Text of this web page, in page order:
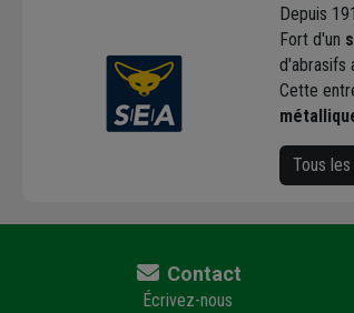
Depuis
Fort d'un
d'abrasifs
Cette
Tous
Contact
Écrivez-nous